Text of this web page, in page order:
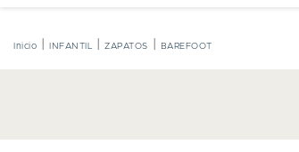
Inicio INFANTIL ZAPATOS BAREFOOT